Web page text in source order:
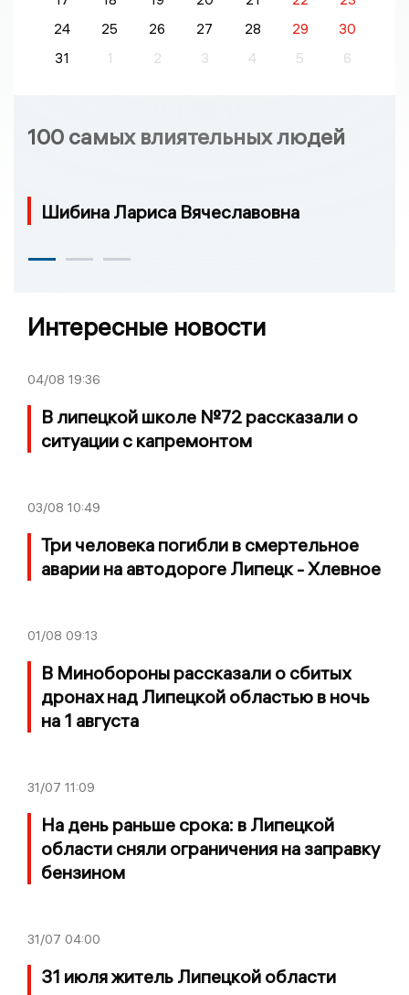
24
25 26 27 28 29
30
31
1 2 3 4 5 6
100 самых влиятельных людей
Шибина Лариса Вячеславовна
Интересные новости
04/08 19:36
В липецкой школе №72 рассказали о
ситуации с капремонтом
03/08 10:49
Три человека погибли в смертельное
аварии на автодороге Липецк - Хлевное
01/08 09:13
В Минобороны рассказали о сбитых
дронах над Липецкой областью в ночь
на 1 августа
31/07 11:09
На день раньше срока: в Липецкой
области сняли ограничения на заправку
бензином
31/07 04:00
31 июля житель Липецкой области